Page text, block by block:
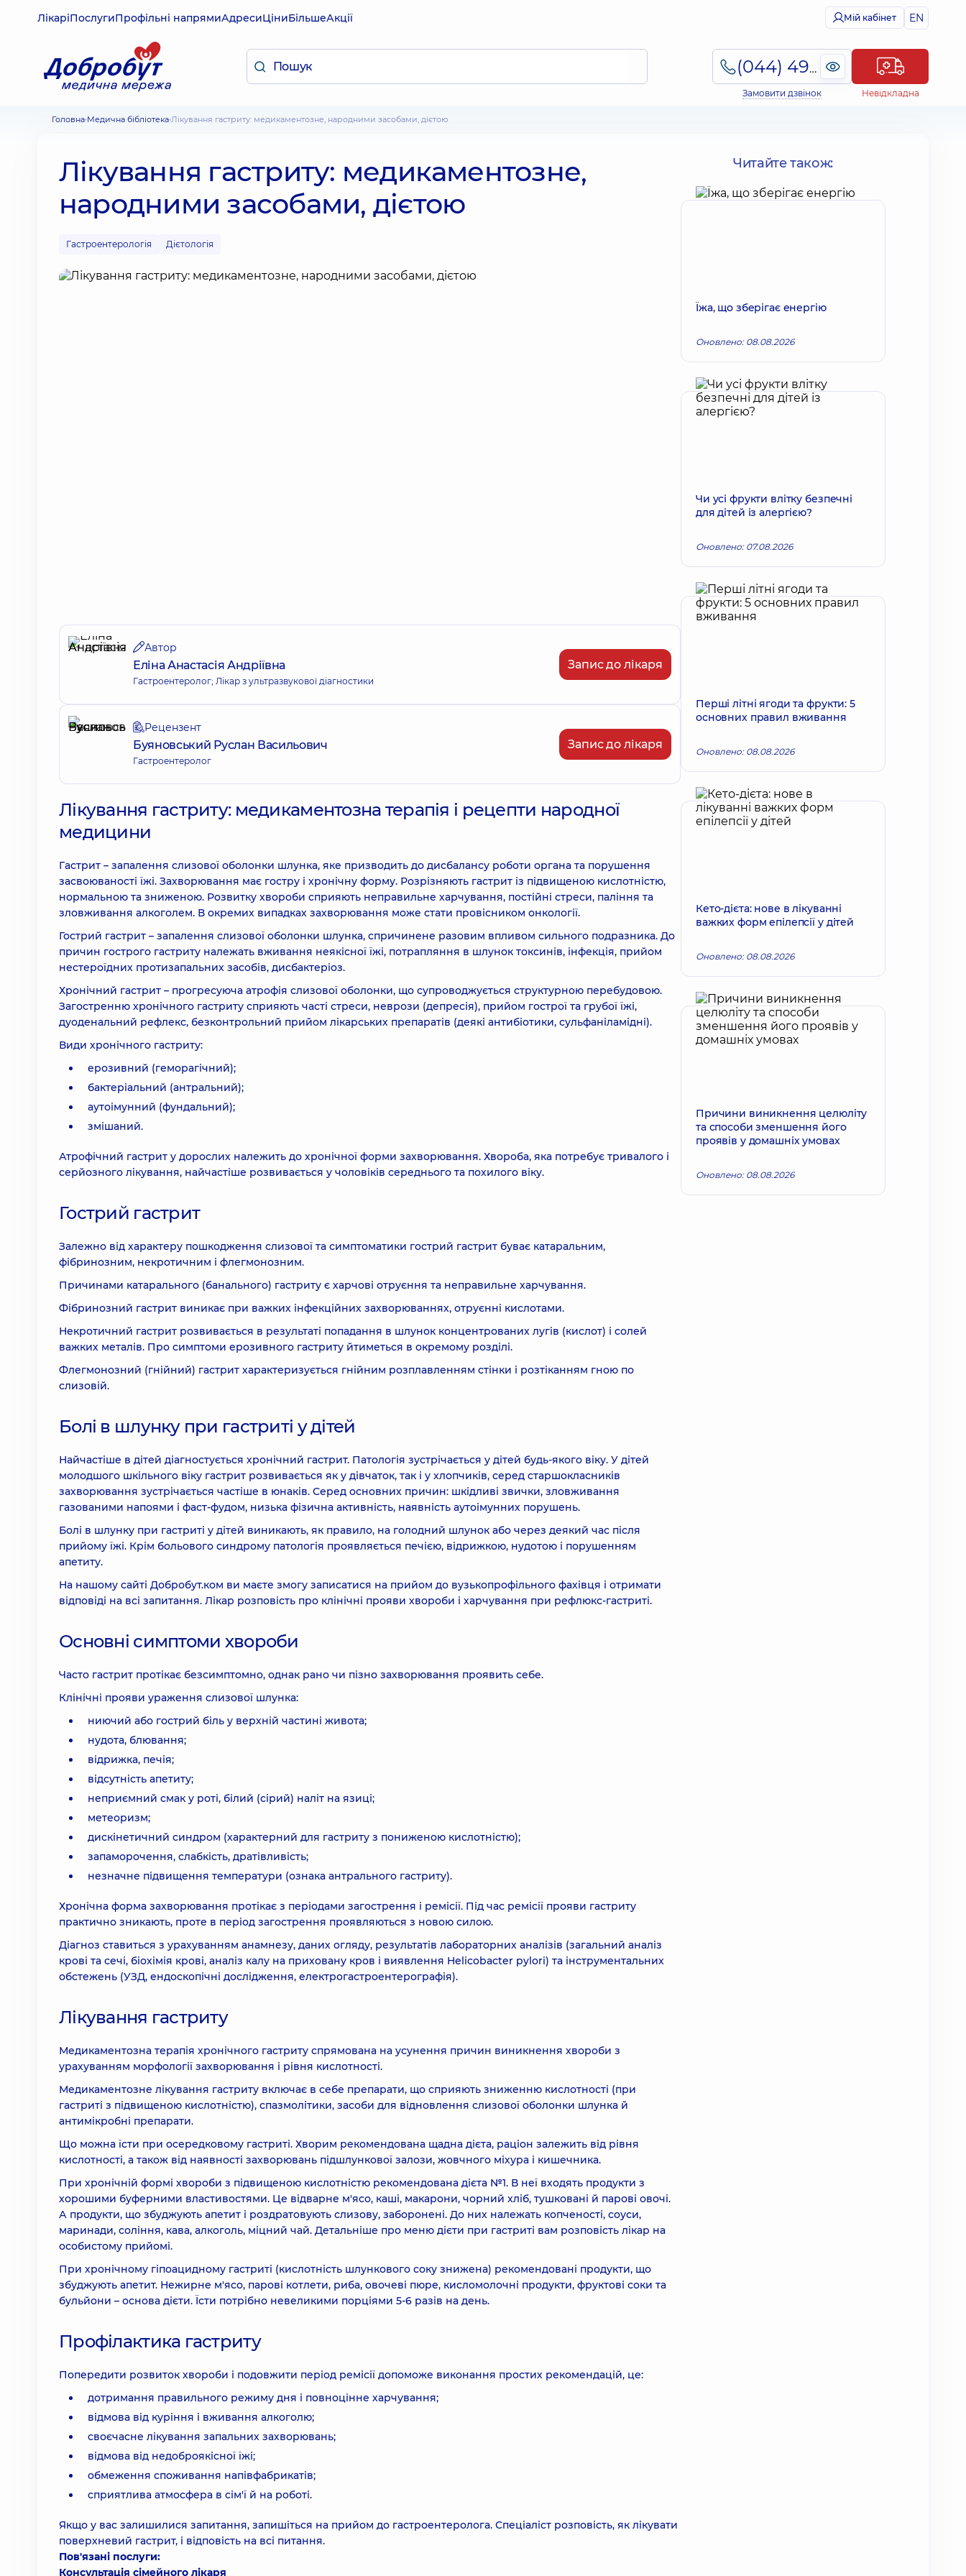
ЛікаріПослугиПрофільні напрямиАдресиЦіниБільшеАкції Мій кабінет EN
(044) 495-2-888
Замовити дзвінок Невідкладна
Головна Медична бібліотека Лікування гастриту: медикаментозне, народними засобами, дієтою
Лікування гастриту: медикаментозне,
народними засобами, дієтою
Гастроентерологія Дієтологія
Автор
Еліна Анастасія Андріївна
Гастроентеролог; Лікар з ультразвукової діагностики
Запис до лікаря
Рецензент
Буяновський Руслан Васильович
Гастроентеролог
Запис до лікаря
Лікування гастриту: медикаментозна терапія і рецепти народної
медицини
Гастрит – запалення слизової оболонки шлунка, яке призводить до дисбалансу роботи органа та порушення
засвоюваності їжі. Захворювання має гостру і хронічну форму. Розрізняють гастрит із підвищеною кислотністю,
нормальною та зниженою. Розвитку хвороби сприяють неправильне харчування, постійні стреси, паління та
зловживання алкоголем. В окремих випадках захворювання може стати провісником онкології.
Гострий гастрит – запалення слизової оболонки шлунка, спричинене разовим впливом сильного подразника. До
причин гострого гастриту належать вживання неякісної їжі, потрапляння в шлунок токсинів, інфекція, прийом
нестероїдних протизапальних засобів, дисбактеріоз.
Хронічний гастрит – прогресуюча атрофія слизової оболонки, що супроводжується структурною перебудовою.
Загостренню хронічного гастриту сприяють часті стреси, неврози (депресія), прийом гострої та грубої їжі,
дуоденальний рефлекс, безконтрольний прийом лікарських препаратів (деякі антибіотики, сульфаніламідні).
Види хронічного гастриту:
ерозивний (геморагічний);
бактеріальний (антральний);
аутоімунний (фундальний);
змішаний.
Атрофічний гастрит у дорослих належить до хронічної форми захворювання. Хвороба, яка потребує тривалого і
серйозного лікування, найчастіше розвивається у чоловіків середнього та похилого віку.
Гострий гастрит
Залежно від характеру пошкодження слизової та симптоматики гострий гастрит буває катаральним,
фібринозним, некротичним і флегмонозним.
Причинами катарального (банального) гастриту є харчові отруєння та неправильне харчування.
Фібринозний гастрит виникає при важких інфекційних захворюваннях, отруєнні кислотами.
Некротичний гастрит розвивається в результаті попадання в шлунок концентрованих лугів (кислот) і солей
важких металів. Про симптоми ерозивного гастриту йтиметься в окремому розділі.
Флегмонозний (гнійний) гастрит характеризується гнійним розплавленням стінки і розтіканням гною по
слизовій.
Болі в шлунку при гастриті у дітей
Найчастіше в дітей діагностується хронічний гастрит. Патологія зустрічається у дітей будь-якого віку. У дітей
молодшого шкільного віку гастрит розвивається як у дівчаток, так і у хлопчиків, серед старшокласників
захворювання зустрічається частіше в юнаків. Серед основних причин: шкідливі звички, зловживання
газованими напоями і фаст-фудом, низька фізична активність, наявність аутоімунних порушень.
Болі в шлунку при гастриті у дітей виникають, як правило, на голодний шлунок або через деякий час після
прийому їжі. Крім больового синдрому патологія проявляється печією, відрижкою, нудотою і порушенням
апетиту.
На нашому сайті Добробут.ком ви маєте змогу записатися на прийом до вузькопрофільного фахівця і отримати
відповіді на всі запитання. Лікар розповість про клінічні прояви хвороби і харчування при рефлюкс-гастриті.
Основні симптоми хвороби
Часто гастрит протікає безсимптомно, однак рано чи пізно захворювання проявить себе.
Клінічні прояви ураження слизової шлунка:
ниючий або гострий біль у верхній частині живота;
нудота, блювання;
відрижка, печія;
відсутність апетиту;
неприємний смак у роті, білий (сірий) наліт на язиці;
метеоризм;
дискінетичний синдром (характерний для гастриту з пониженою кислотністю);
запаморочення, слабкість, дратівливість;
незначне підвищення температури (ознака антрального гастриту).
Хронічна форма захворювання протікає з періодами загострення і ремісії. Під час ремісії прояви гастриту
практично зникають, проте в період загострення проявляються з новою силою.
Діагноз ставиться з урахуванням анамнезу, даних огляду, результатів лабораторних аналізів (загальний аналіз
крові та сечі, біохімія крові, аналіз калу на приховану кров і виявлення Helicobacter pylori) та інструментальних
обстежень (УЗД, ендоскопічні дослідження, електрогастроентерографія).
Лікування гастриту
Медикаментозна терапія хронічного гастриту спрямована на усунення причин виникнення хвороби з
урахуванням морфології захворювання і рівня кислотності.
Медикаментозне лікування гастриту включає в себе препарати, що сприяють зниженню кислотності (при
гастриті з підвищеною кислотністю), спазмолітики, засоби для відновлення слизової оболонки шлунка й
антимікробні препарати.
Що можна їсти при осередковому гастриті. Хворим рекомендована щадна дієта, раціон залежить від рівня
кислотності, а також від наявності захворювань підшлункової залози, жовчного міхура і кишечника.
При хронічній формі хвороби з підвищеною кислотністю рекомендована дієта №1. В неї входять продукти з
хорошими буферними властивостями. Це відварне м'ясо, каші, макарони, чорний хліб, тушковані й парові овочі.
А продукти, що збуджують апетит і роздратовують слизову, заборонені. До них належать копченості, соуси,
маринади, соління, кава, алкоголь, міцний чай. Детальніше про меню дієти при гастриті вам розповість лікар на
особистому прийомі.
При хронічному гіпоацидному гастриті (кислотність шлункового соку знижена) рекомендовані продукти, що
збуджують апетит. Нежирне м'ясо, парові котлети, риба, овочеві пюре, кисломолочні продукти, фруктові соки та
бульйони – основа дієти. Їсти потрібно невеликими порціями 5-6 разів на день.
Профілактика гастриту
Попередити розвиток хвороби і подовжити період ремісії допоможе виконання простих рекомендацій, це:
дотримання правильного режиму дня і повноцінне харчування;
відмова від куріння і вживання алкоголю;
своєчасне лікування запальних захворювань;
відмова від недоброякісної їжі;
обмеження споживання напівфабрикатів;
сприятлива атмосфера в сім'ї й на роботі.
Якщо у вас залишилися запитання, запишіться на прийом до гастроентеролога. Спеціаліст розповість, як лікувати
поверхневий гастрит, і відповість на всі питання.
Пов'язані послуги:
Консультація сімейного лікаря
Читайте також:
Їжа, що зберігає енергію
Оновлено: 08.08.2026
Чи усі фрукти влітку безпечні
для дітей із алергією?
Оновлено: 07.08.2026
Перші літні ягоди та фрукти: 5
основних правил вживання
Оновлено: 08.08.2026
Кето-дієта: нове в лікуванні
важких форм епілепсії у дітей
Оновлено: 08.08.2026
Причини виникнення целюліту
та способи зменшення його
проявів у домашніх умовах
Оновлено: 08.08.2026